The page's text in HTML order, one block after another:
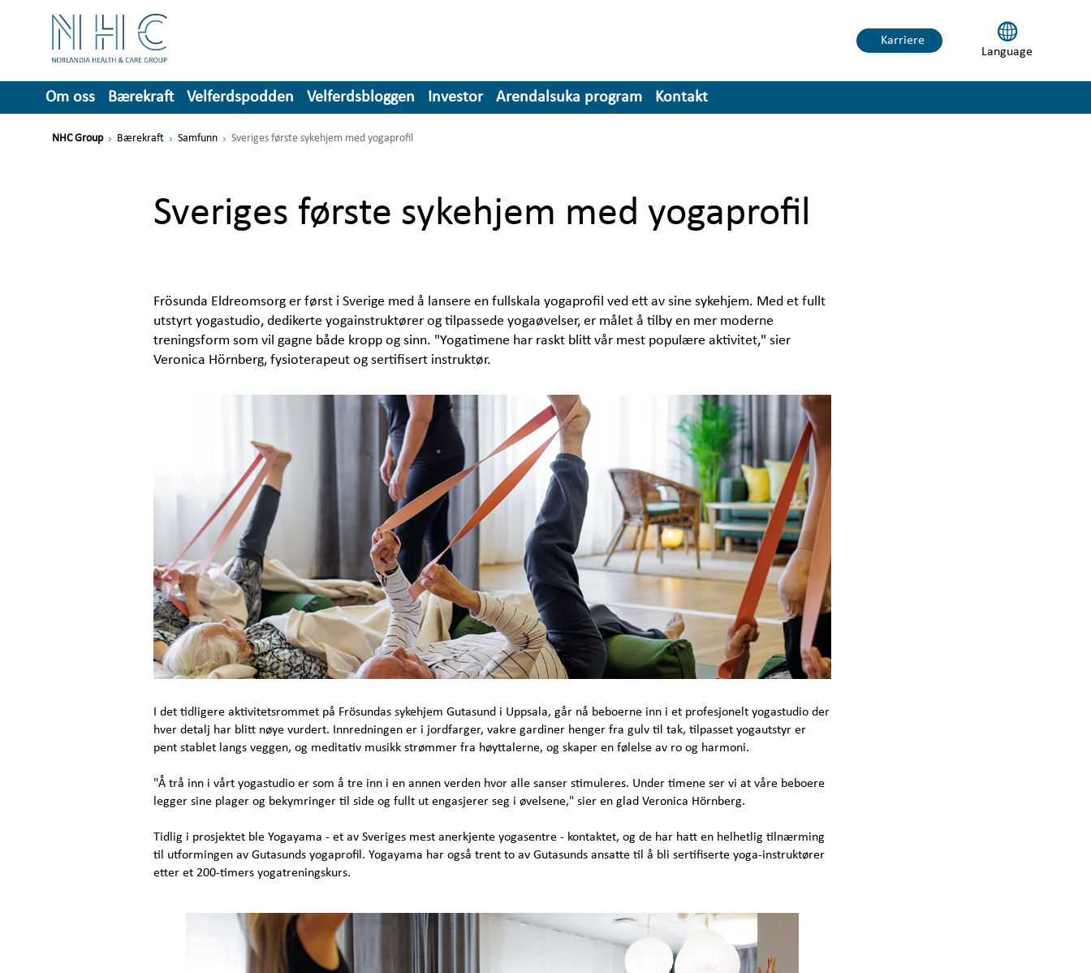
book
tour
Karriere
Language
Om oss Bærekraft Velferdspodden Velferdsbloggen Investor Arendalsuka program Kontakt
NHC Group Bærekraft Samfunn Sveriges første sykehjem med yogaprofil
Sveriges første sykehjem med yogaprofil
Frösunda Eldreomsorg er først i Sverige med å lansere en fullskala yogaprofil ved ett av sine sykehjem. Med et fullt
utstyrt yogastudio, dedikerte yogainstruktører og tilpassede yogaøvelser, er målet å tilby en mer moderne
treningsform som vil gagne både kropp og sinn. "Yogatimene har raskt blitt vår mest populære aktivitet," sier
I det tidligere aktivitetsrommet på Frösundas sykehjem Gutasund i Uppsala, går nå beboerne inn i et profesjonelt yogastudio der
hver detalj har blitt nøye vurdert. Innredningen er i jordfarger, vakre gardiner henger fra gulv til tak, tilpasset yogautstyr er
pent stablet langs veggen, og meditativ musikk strømmer fra høyttalerne, og skaper en følelse av ro og harmoni.
"Å trå inn i vårt yogastudio er som å tre inn i en annen verden hvor alle sanser stimuleres. Under timene ser vi at våre beboere
legger sine plager og bekymringer til side og fullt ut engasjerer seg i øvelsene," sier en glad Veronica Hörnberg.
Tidlig i prosjektet ble Yogayama - et av Sveriges mest anerkjente yogasentre - kontaktet, og de har hatt en helhetlig tilnærming
til utformingen av Gutasunds yogaprofil. Yogayama har også trent to av Gutasunds ansatte til å bli sertifiserte yoga-instruktører
etter et 200-timers yogatreningskurs.